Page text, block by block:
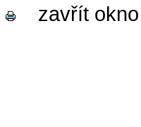
zavřít okno